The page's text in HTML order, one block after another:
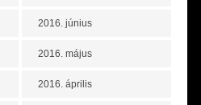
2016. június
2016. május
2016. április